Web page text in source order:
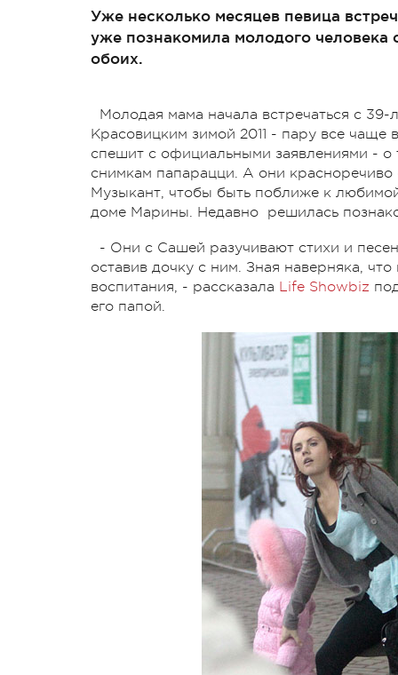
Уже несколько месяцев певица
уже познакомила молодого человека
обоих.
Молодая мама начала встречаться с
Красовицким зимой 2011 - пару все
спешит с официальными заявлениями -
снимкам папарацци. А они красноречиво
Музыкант, чтобы быть поближе к
доме Марины. Недавно решилась
- Они с Сашей разучивают стихи и
оставив дочку с ним. Зная наверняка,
воспитания, - рассказала Life Showbiz
его папой.